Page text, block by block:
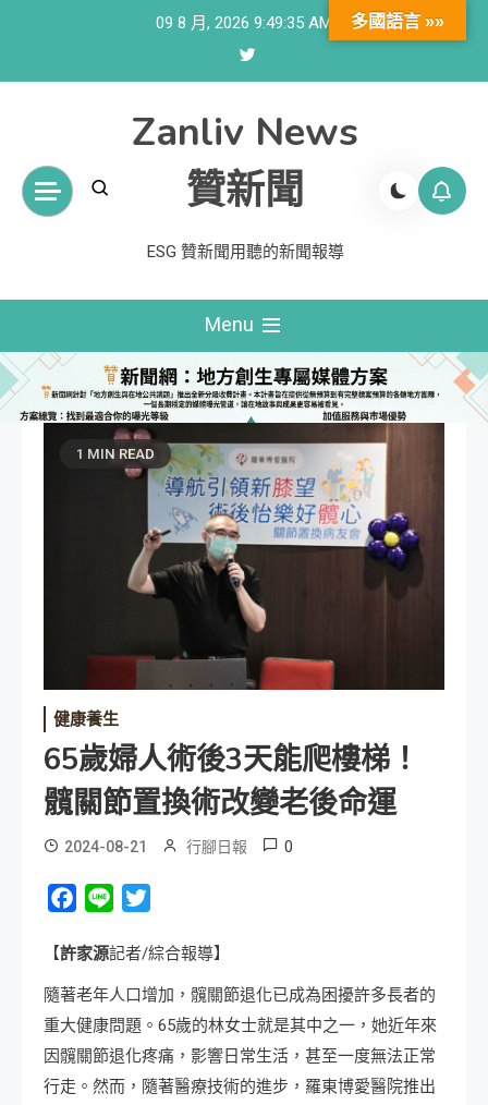
09 8 月, 2026 9:49:36 AM
Zanliv News
贊新聞
ESG 贊新聞用聽的新聞報導
Menu
1 MIN READ
健康養生
65歲婦人術後3天能爬樓梯！
髖關節置換術改變老後命運
2024-08-21 行腳日報 0
Facebook
Line
【許家源記者/綜合報導】
隨著老年人口增加，髖關節退化已成為困擾許多長者的
重大健康問題。65歲的林女士就是其中之一，她近年來
因髖關節退化疼痛，影響日常生活，甚至一度無法正常
行走。然而，隨著醫療技術的進步，羅東博愛醫院推出
多國語言 »»